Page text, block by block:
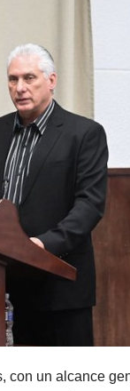
con un alcance